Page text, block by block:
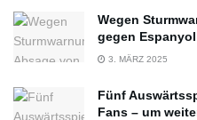
Wegen
gegen Espanyol
3. MÄRZ 2025
Fünf
Fans – um